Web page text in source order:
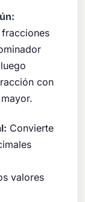
con
Convierte
valores